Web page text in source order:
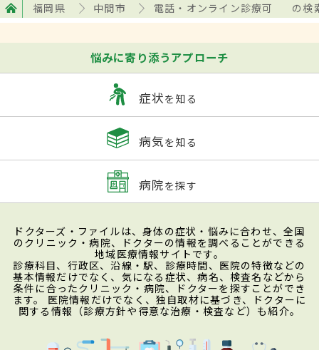
福岡県 中間市 電話・オンライン診療可 の検
悩みに寄り添うアプローチ
症状を知る
病気を知る
病院を探す
ドクターズ・ファイルは、身体の症状・悩みに合わせ、全国
のクリニック・病院、ドクターの情報を調べることができる
地域医療情報サイトです。
診療科目、行政区、沿線・駅、診療時間、医院の特徴などの
基本情報だけでなく、気になる症状、病名、検査名などから
条件に合ったクリニック・病院、ドクターを探すことができ
ます。 医院情報だけでなく、独自取材に基づき、ドクターに
関する情報（診療方針や得意な治療・検査など）も紹介。